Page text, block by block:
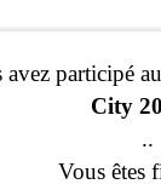
avez participé au
City
..
Vous êtes